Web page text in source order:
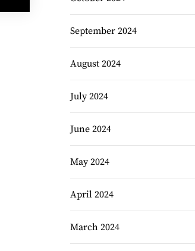
September 2024
August 2024
July 2024
June 2024
May 2024
April 2024
March 2024